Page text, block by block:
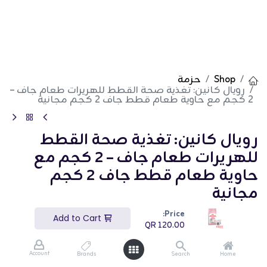
Price:
120.00
Home
Search
Brands
Account
Shop حزمة
رويال كانين: تغذية صحة القطط للهريرات طعام جاف –
2 كجم مع حاوية طعام قطط جاف 2 كجم مجانية
رويال كانين: تغذية صحة القطط
للهريرات طعام جاف – 2 كجم مع
حاوية طعام قطط جاف 2 كجم
مجانية
(تقييم 0)
120.00
QR